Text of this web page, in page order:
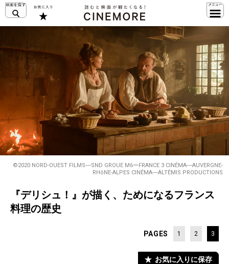
©2020 NORD-OUEST FILMS―SND GROUE M6ーFRANCE 3 CINÉMA―AUVERGNE-
RHôNE-ALPES CINÉMA―ALTÉMIS PRODUCTIONS
『デリシュ！』が描く、ためになるフランス
料理の歴史
PAGES 1 2 3
お気に入りに保存